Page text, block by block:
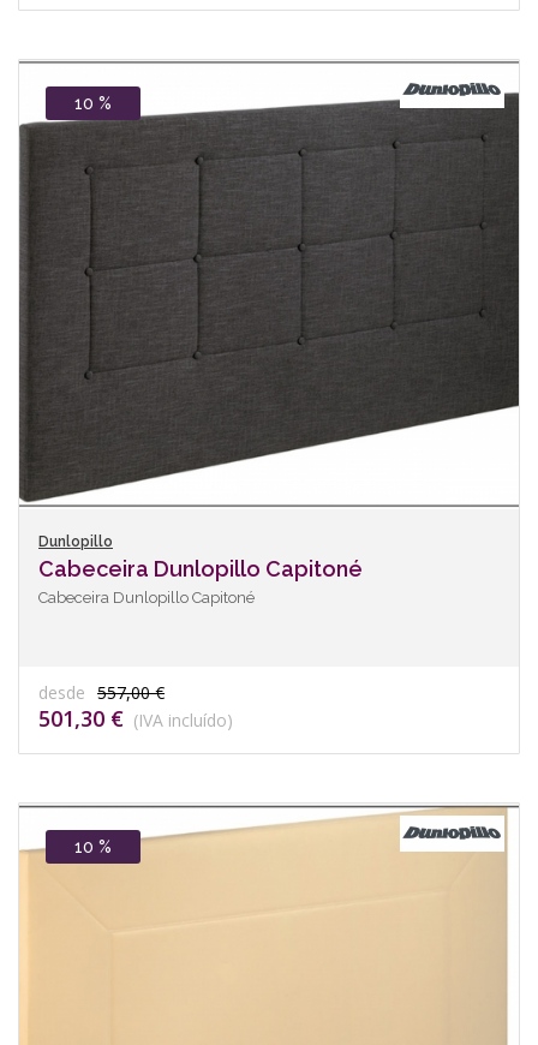
10 %
Dunlopillo
Cabeceira Dunlopillo Capitoné
Cabeceira Dunlopillo Capitoné
desde 557,00 €
501,30 € (IVA incluído)
10 %